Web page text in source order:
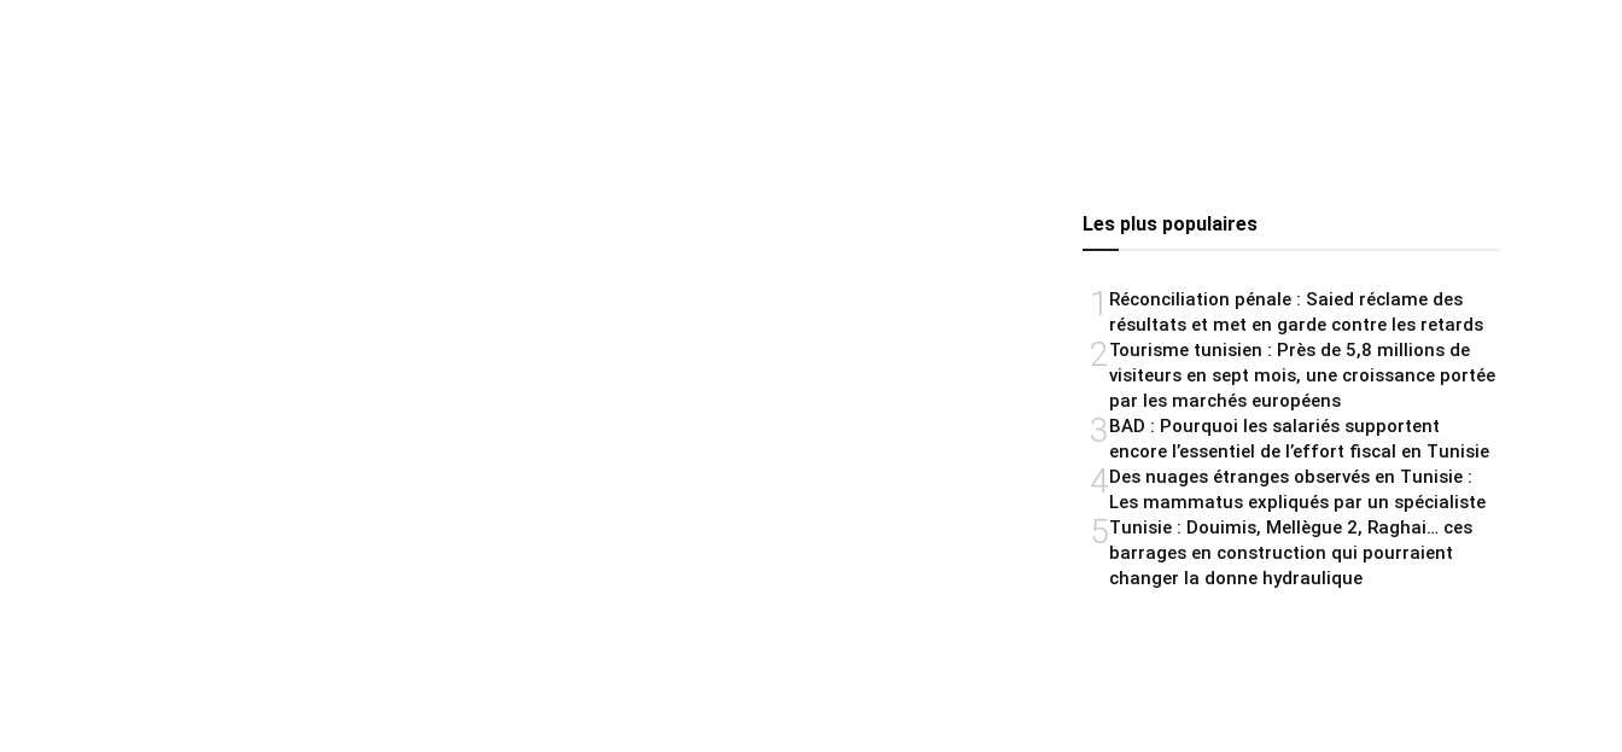
Les plus populaires
1 Réconciliation pénale : Saied réclame des
résultats et met en garde contre les retards
2Tourisme tunisien : Près de 5,8 millions de
visiteurs en sept mois, une croissance portée
par les marchés européens
3BAD : Pourquoi les salariés supportent
encore l’essentiel de l’effort fiscal en Tunisie
4Des nuages étranges observés en Tunisie :
Les mammatus expliqués par un spécialiste
5Tunisie : Douimis, Mellègue 2, Raghai… ces
barrages en construction qui pourraient
changer la donne hydraulique